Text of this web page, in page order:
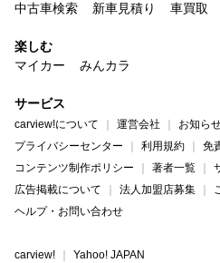
中古車検索
新車見積り 車買取
楽しむ
マイカー
みんカラ
サービス
carview!について 運営会社 お知ら
プライバシーセンター
利用規約
免
コンテンツ制作ポリシー
著者一覧
広告掲載について
法人加盟店募集
ヘルプ・お問い合わせ
carview! Yahoo! JAPAN